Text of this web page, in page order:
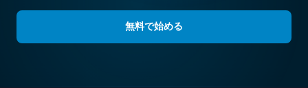
無料で始める